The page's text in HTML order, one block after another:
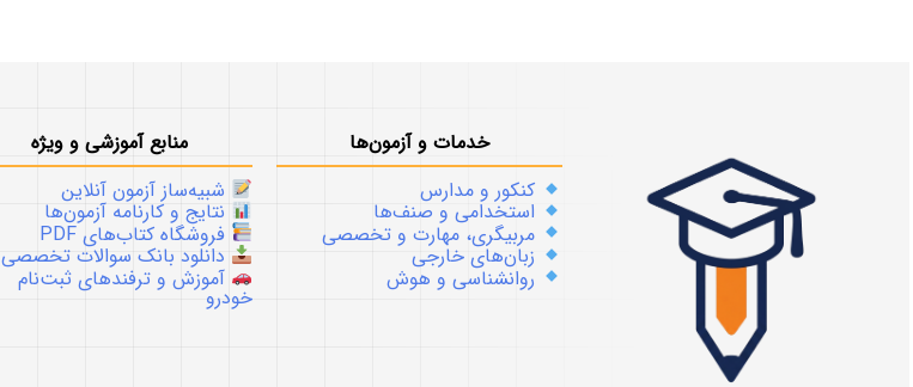
خدمات و آزمون‌ها
کنکور و مدارس
استخدامی و صنف‌ها
مربیگری، مهارت و تخصصی
زبان‌های خارجی
روانشناسی و هوش
منابع آموزشی و ویژه
شبیه‌ساز آزمون آنلاین
نتایج و کارنامه آزمون‌ها
فروشگاه کتاب‌های PDF
دانلود بانک سوالات تخصصی
آموزش و ترفندهای ثبت‌نام
خودرو